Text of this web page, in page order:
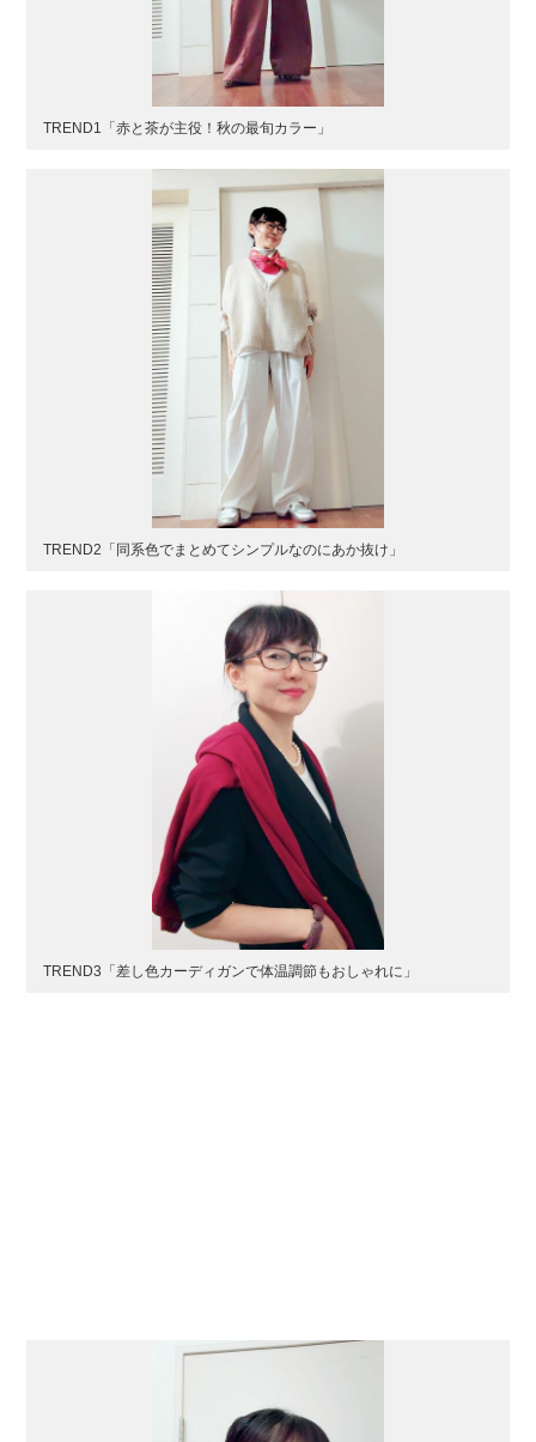
TREND1「赤と茶が主役！秋の最旬カラー」
TREND2「同系色でまとめてシンプルなのにあか抜け」
TREND3「差し色カーディガンで体温調節もおしゃれに」